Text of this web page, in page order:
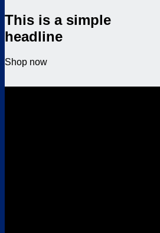
This is a simple
headline
Shop now